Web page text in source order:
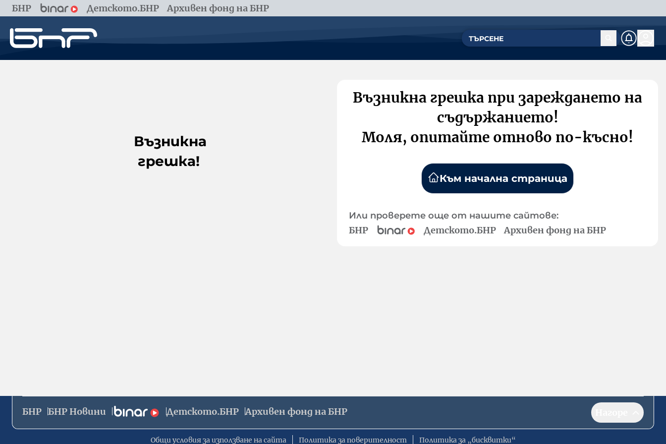
БНР Детското.БНР Архивен фонд на БНР
Възникна
грешка!
Възникна грешка при зареждането на
съдържанието!
Моля, опитайте отново по-късно!
Към начална страница
Или проверете още от нашите сайтове:
БНР Детското.БНР Архивен фонд на БНР
БНР БНР Новини Детското.БНР Архивен фонд на БНР
Общи условия за използване на сайта Политика за поверителност Политика за „бисквитки“